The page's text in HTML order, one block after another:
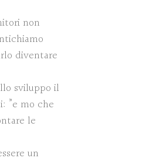
non
diventare
sviluppo il
”e mo che
le
un